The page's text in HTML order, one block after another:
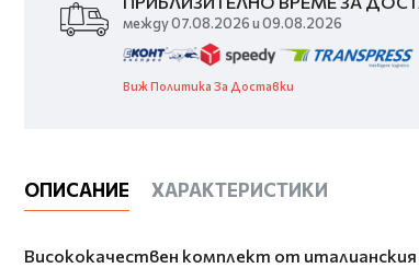
между 07.08.2026 и 09.08.2026
Виж Политика За Доставки
ОПИСАНИЕ ХАРАКТЕРИСТИКИ
Висококачествен комплект от